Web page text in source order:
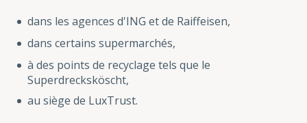
dans les agences d'ING et de Raiffeisen,
dans certains supermarchés,
à des points de recyclage tels que le
Superdrecksköscht,
au siège de LuxTrust.